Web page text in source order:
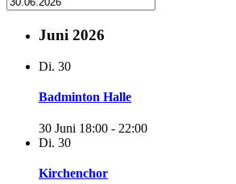
Juni 2026
Di. 30
Badminton Halle
30 Juni 18:00 - 22:00
Di. 30
Kirchenchor